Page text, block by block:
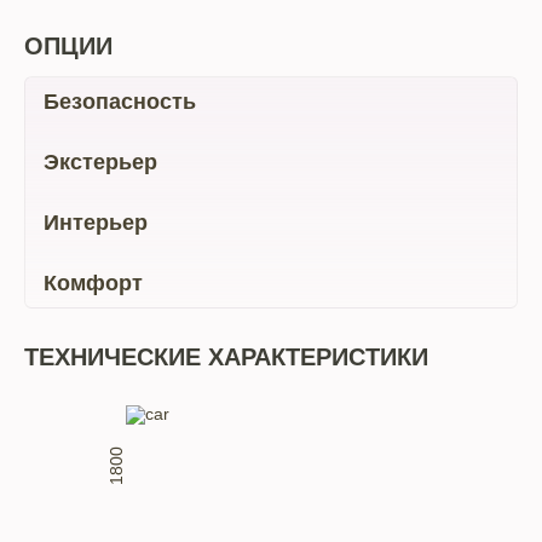
ОПЦИИ
Безопасность
Экстерьер
Интерьер
Комфорт
ТЕХНИЧЕСКИЕ ХАРАКТЕРИСТИКИ
1800